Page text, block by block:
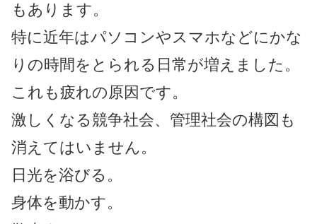
もあります。
特に近年はパソコンやスマホなどにかな
りの時間をとられる日常が増えました。
これも疲れの原因です。
激しくなる競争社会、管理社会の構図も
消えてはいません。
日光を浴びる。
身体を動かす。